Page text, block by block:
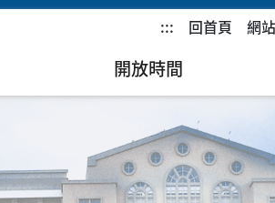
::: 回首頁 網
開放時間